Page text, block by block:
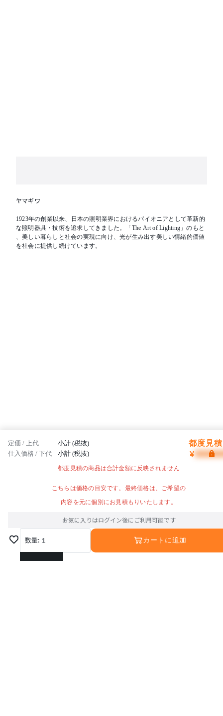
ヤマギワ
1923年の創業以来、日本の照明業界におけるパイオニアとして革新的
な照明器具・技術を追求してきました。「The Art of Lighting」のもと
、美しい暮らしと社会の実現に向け、光が生み出す美しい情緒的価値
を社会に提供し続けています。
定価 / 上代 小計 (税抜) 都度見
仕入価格 / 下代 小計 (税抜) ¥
都度見積の商品は合計金額に反映されません
こちらは価格の目安です。最終価格は、ご希望の
内容を元に個別にお見積もりいたします。
お気に入りはログイン後にご利用可能です
数量: 1
1
カートに追加